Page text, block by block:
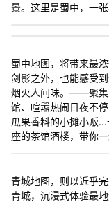
景。这里是蜀中，一
蜀中地图，将带来最
剑影之外，也能感受
烟火人间味。——聚集
馆、喧嚣热闹日夜不
瓜果香料的小摊小贩
座的茶馆酒楼，带你
青城地图，则以近乎
青城，沉浸式体验最